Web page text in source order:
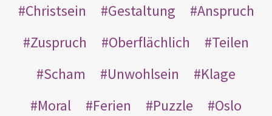
Christsein
Gestaltung
Anspruch
Zuspruch
Oberflächlich
Teilen
Scham
Unwohlsein
Klage
Moral
Ferien Puzzle
Oslo